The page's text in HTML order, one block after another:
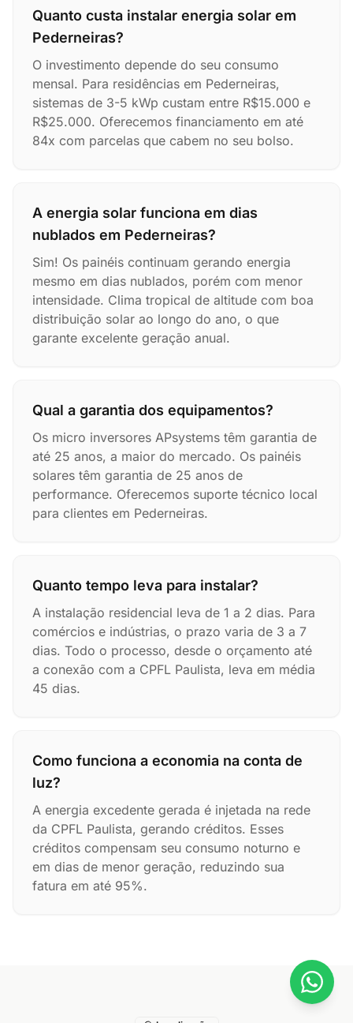
Quanto custa instalar energia solar em
Pederneiras?
O investimento depende do seu consumo
mensal. Para residências em Pederneiras,
sistemas de 3-5 kWp custam entre R$15.000 e
R$25.000. Oferecemos financiamento em até
84x com parcelas que cabem no seu bolso.
A energia solar funciona em dias
nublados em Pederneiras?
Sim! Os painéis continuam gerando energia
mesmo em dias nublados, porém com menor
intensidade. Clima tropical de altitude com boa
distribuição solar ao longo do ano, o que
garante excelente geração anual.
Qual a garantia dos equipamentos?
Os micro inversores APsystems têm garantia de
até 25 anos, a maior do mercado. Os painéis
solares têm garantia de 25 anos de
performance. Oferecemos suporte técnico local
para clientes em Pederneiras.
Quanto tempo leva para instalar?
A instalação residencial leva de 1 a 2 dias. Para
comércios e indústrias, o prazo varia de 3 a 7
dias. Todo o processo, desde o orçamento até
a conexão com a CPFL Paulista, leva em média
45 dias.
Como funciona a economia na conta de
luz?
A energia excedente gerada é injetada na rede
da CPFL Paulista, gerando créditos. Esses
créditos compensam seu consumo noturno e
em dias de menor geração, reduzindo sua
fatura em até 95%.